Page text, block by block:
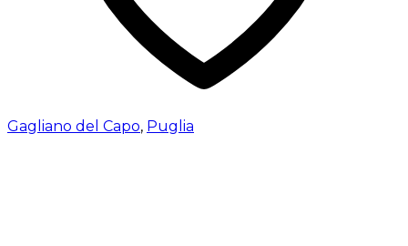
Gagliano del Capo, Puglia